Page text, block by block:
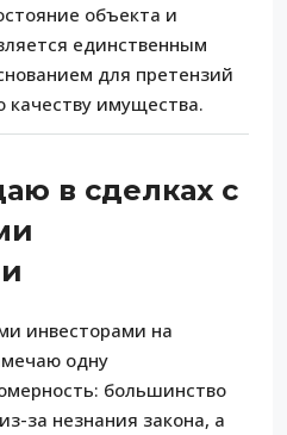
объекта и
единственным
для претензий
качеству имущества.
в сделках с
инвесторами на
одну
большинство
за незнания закона, а